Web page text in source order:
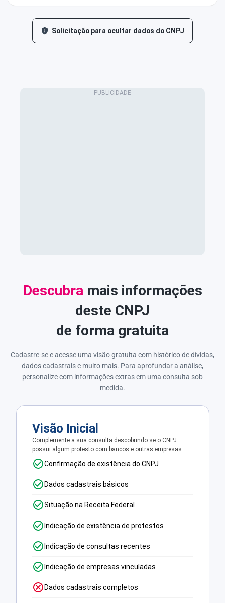
Solicitação para ocultar dados do CNPJ
Descubra mais informações
deste CNPJ
de forma gratuita
Cadastre-se e acesse uma visão gratuita com histórico de dívidas,
dados cadastrais e muito mais. Para aprofundar a análise,
personalize com informações extras em uma consulta sob
medida.
Visão Inicial
Complemente a sua consulta descobrindo se o CNPJ
possui algum protesto com bancos e outras empresas.
Confirmação de existência do CNPJ
Dados cadastrais básicos
Situação na Receita Federal
Indicação de existência de protestos
Indicação de consultas recentes
Indicação de empresas vinculadas
Dados cadastrais completos